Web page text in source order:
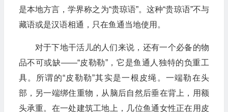
是本地方言，学界称之为“贵琼语”。这种“贵琼语”不与
藏语或是汉语相通，只在鱼通当地使用。
对于下地干活儿的人们来说，还有一个必备的物
品不可或缺——“皮勒勒”，它是鱼通人独特的负重工
具。所谓的“皮勒勒”其实是一根皮绳。一端勒在头
部，另一端绑住重物，从脑后自然后垂在背上，用额
头承重。在一处建筑工地上，几位鱼通女性正在用皮